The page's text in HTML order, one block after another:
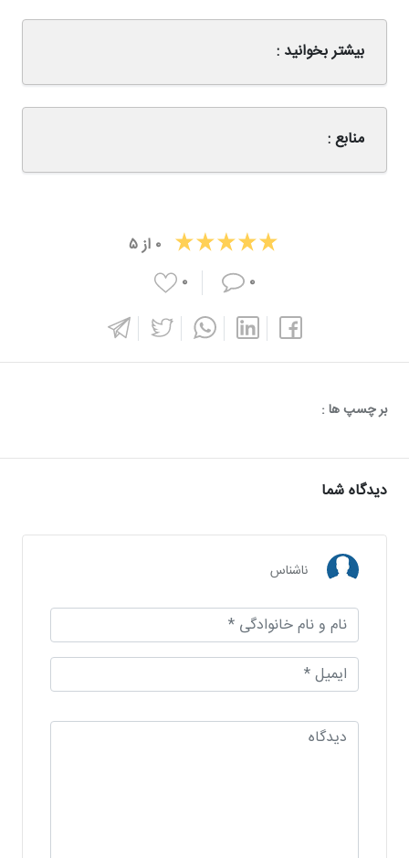
بیشتر بخوانید :
منابع :
۰ از۵
۰
۰
بر چسپ ها :
دیدگاه شما
ناشناس